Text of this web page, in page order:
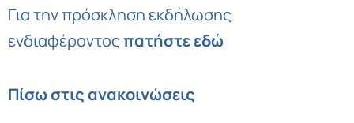
Για την πρόσκληση εκδήλωσης
ενδιαφέροντοςπατήστε εδώ
Πίσω στις ανακοινώσεις